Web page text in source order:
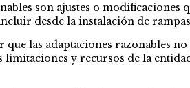
son ajustes o
desde la instalación de
que las adaptaciones razonables
limitaciones y recursos de la